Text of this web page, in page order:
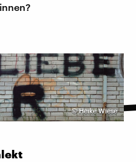
©Heike Wiese